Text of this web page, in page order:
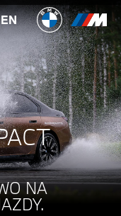
EN
NA